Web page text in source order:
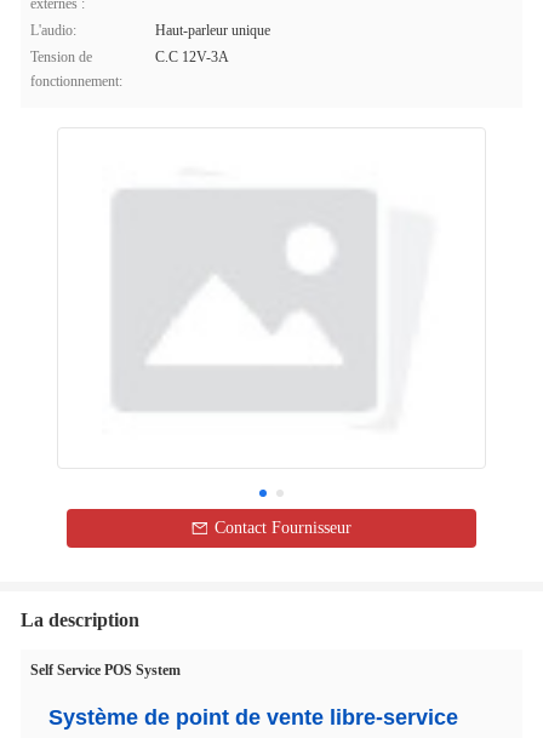
externes :
L'audio:
Haut-parleur unique
Tension de
fonctionnement:
C.C 12V-3A
Contact Fournisseur
La description
Self Service POS System
Système de point de vente libre-service